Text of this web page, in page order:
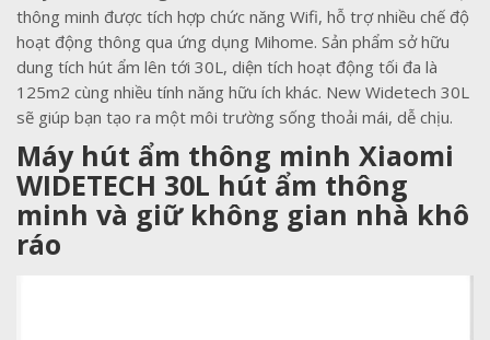
thông minh được tích hợp chức năng Wifi, hỗ trợ nhiều chế độ
hoạt động thông qua ứng dụng Mihome. Sản phẩm sở hữu
dung tích hút ẩm lên tới 30L, diện tích hoạt động tối đa là
125m2 cùng nhiều tính năng hữu ích khác. New Widetech 30L
sẽ giúp bạn tạo ra một môi trường sống thoải mái, dễ chịu.
Máy hút ẩm thông minh Xiaomi
WIDETECH 30L hút ẩm thông
minh và giữ không gian nhà khô
ráo